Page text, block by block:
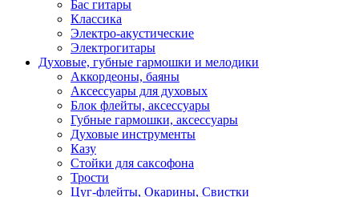
Бас гитары
Классика
Электро-акустические
Электрогитары
Духовые, губные гармошки и мелодики
Аккордеоны, баяны
Аксессуары для духовых
Блок флейты, аксессуары
Губные гармошки, аксессуары
Духовые инструменты
Казу
Стойки для саксофона
Трости
Цуг-флейты, Окарины, Свистки